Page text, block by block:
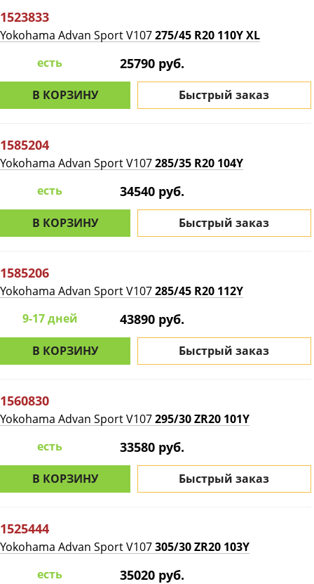
1523833
Yokohama Advan Sport V107275/45 R20 110Y XL
есть
25790 руб.
В КОРЗИНУ Быстрый заказ
1585204
Yokohama Advan Sport V107285/35 R20 104Y
есть
34540 руб.
В КОРЗИНУ Быстрый заказ
1585206
Yokohama Advan Sport V107285/45 R20 112Y
9-17 дней
43890 руб.
В КОРЗИНУ Быстрый заказ
1560830
Yokohama Advan Sport V107295/30 ZR20 101Y
есть
33580 руб.
В КОРЗИНУ Быстрый заказ
1525444
Yokohama Advan Sport V107305/30 ZR20 103Y
есть
35020 руб.